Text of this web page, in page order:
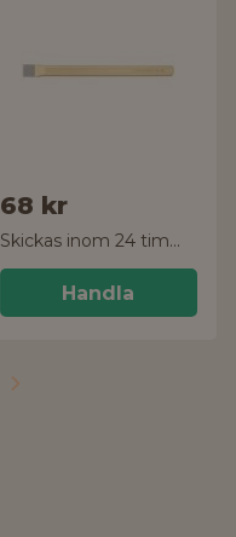
68 kr
Skickas inom 24 timmar!
Handla